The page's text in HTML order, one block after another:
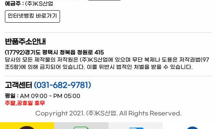
예금주 : (주)KS산업
인터넷뱅킹 바로가기
반품주소안내
(17792)경기도 평택시 청북읍 청원로 415
당사의 모든 제작물의 저작원은 (주)KS산업에 있으며 무단 복제나 도용은 저작권법(97
조5항)에 의해 금지되어 있습니다. 이를 위반시 법적인 처벌을 받을 수 있습니다.
고객센터 (031-682-9781)
평일 : AM 09:00 ~ PM 05:00
주말,공휴일 휴무
Copyright 2021. (주)KS산업. All Rights Reserved.